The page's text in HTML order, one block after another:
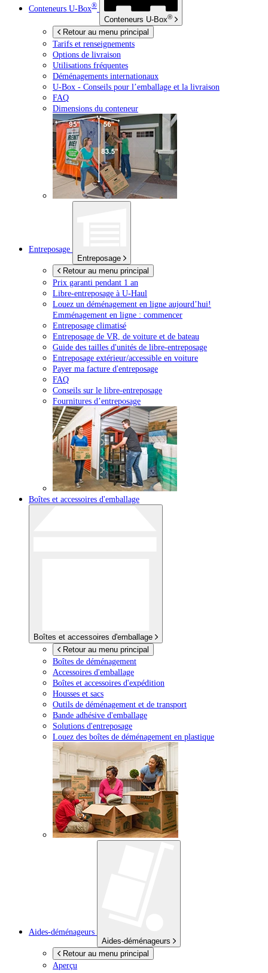
Conteneurs U-Box®
Conteneurs U-Box®
Retour au menu principal
Tarifs et renseignements
Options de livraison
Utilisations fréquentes
Déménagements internationaux
U-Box - Conseils pour l’emballage et la livraison
FAQ
Dimensions du conteneur
Entreposage
Entreposage
Retour au menu principal
Prix garanti pendant 1 an
Libre-entreposage à U-Haul
Louez un déménagement en ligne aujourd’hui!
Emménagement en ligne : commencer
Entreposage climatisé
Entreposage de VR, de voiture et de bateau
Guide des tailles d'unités de libre-entreposage
Entreposage extérieur/accessible en voiture
Payer ma facture d'entreposage
FAQ
Conseils sur le libre-entreposage
Fournitures d’entreposage
Boîtes et accessoires d'emballage
Boîtes et accessoires d'emballage
Retour au menu principal
Boîtes de déménagement
Accessoires d'emballage
Boîtes et accessoires d'expédition
Housses et sacs
Outils de déménagement et de transport
Bande adhésive d'emballage
Solutions d'entreposage
Louez des boîtes de déménagement en plastique
Aides-déménageurs
Aides-déménageurs
Retour au menu principal
Aperçu